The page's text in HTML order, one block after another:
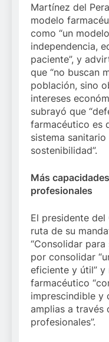
Martínez del
modelo
como “un
independencia,
paciente”, y
que “no buscan
población, sino
intereses
subrayó que
farmacéutico es
sistema
sostenibilidad”.
Más
profesionales
El presidente
ruta de su
“Consolidar
por consolidar
eficiente y útil”
farmacéutico
imprescindible y
amplias a través
profesionales”.